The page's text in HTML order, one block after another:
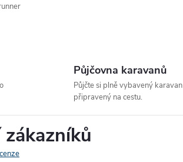
Půjčovna karavanů
Půjčte si plně vybavený karavan
připravený na cestu.